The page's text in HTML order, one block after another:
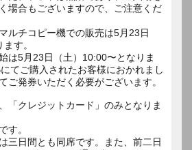
場合もございますので、ご注意くだ
ルチコピー機での販売は5月23日
す。
は5月23日（土）10:00〜となりま
てご購入されたお客様におかれまし
ご発券いただく必要がございます。
「クレジットカード」のみとなりま
す。
三日間とも同席です。また、前二日